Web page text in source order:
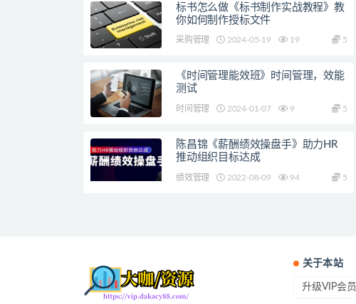
标书怎么做《标书制作实战教程》教
你如何制作授标文件
采购管理 2024-05-19 19 5
《时间管理能效班》时间管理，效能
测试
时间管理 2024-01-07 9 5
陈昌锦《薪酬绩效操盘手》助力HR
推动组织目标达成
绩效管理 2022-08-09 94 5
关于本站
升级VIP会员